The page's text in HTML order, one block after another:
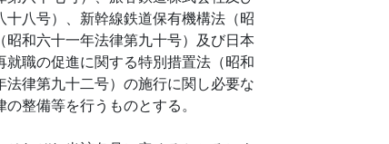
八号）、新幹線鉄道保有機構法（昭
和六十一年法律第九十号）及び日本
職の促進に関する特別措置法（昭和
律第九十二号）の施行に関し必要な
整備等を行うものとする。